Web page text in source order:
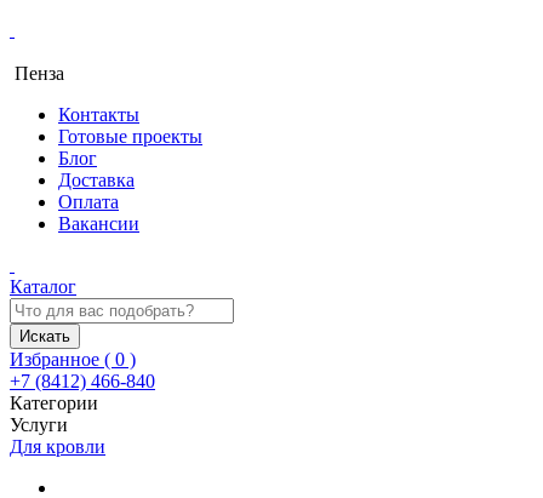
Пенза
Контакты
Готовые проекты
Блог
Доставка
Оплата
Вакансии
Каталог
Искать
Избранное ( 0 )
+7 (8412) 466-840
Категории
Услуги
Для кровли